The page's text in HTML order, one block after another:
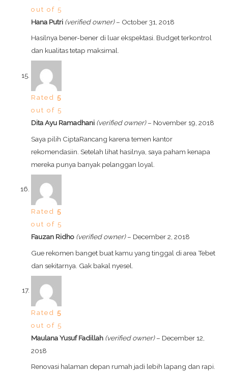
out of 5
Hana Putri (verified owner) – October 31, 2018
Hasilnya bener-bener di luar ekspektasi. Budget terkontrol
dan kualitas tetap maksimal.
Rated5
out of 5
Dita Ayu Ramadhani (verified owner) – November 19, 2018
Saya pilih CiptaRancang karena temen kantor
rekomendasiin. Setelah lihat hasilnya, saya paham kenapa
mereka punya banyak pelanggan loyal.
Rated5
out of 5
Fauzan Ridho (verified owner) – December 2, 2018
Gue rekomen banget buat kamu yang tinggal di area Tebet
dan sekitarnya. Gak bakal nyesel.
Rated5
out of 5
Maulana Yusuf Fadillah (verified owner) – December 12,
2018
Renovasi halaman depan rumah jadi lebih lapang dan rapi.